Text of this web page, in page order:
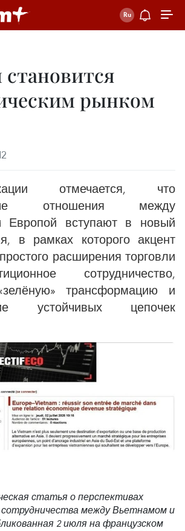
рынком
отмечается, что
отношения между
Европой вступают в новый
в рамках которого акцент
расширения торговли
сотрудничество,
трансформацию и
устойчивых цепочек
статья о перспективах
сотрудничества между Вьетнамом и
2 июля на французском